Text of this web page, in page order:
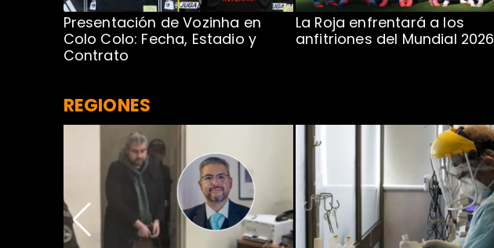
Presentación de Vozinha en
Colo Colo: Fecha, Estadio y
Contrato
La Roja enfrentará a los
anfitriones del Mundial 2026
REGIONES